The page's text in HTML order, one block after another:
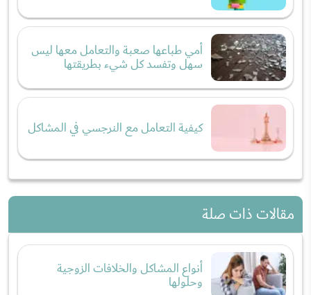
أمي طباعها صعبة والتعامل معها ليس
سهل وتفسد كل شيء بطريقتها
كيفية التعامل مع النرجسي في المشاكل
مقالات ذات صلة
أنواع المشاكل والخلافات الزوجية
وحلولها